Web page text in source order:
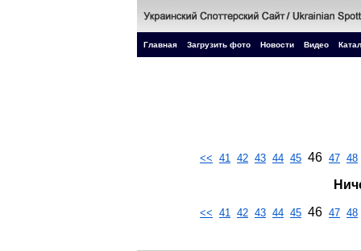
Главная Загрузить фото Новости Видео
<< 41 42 43 44 45 46 47 48
<< 41 42 43 44 45 46 47 48